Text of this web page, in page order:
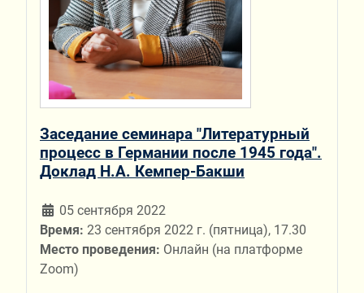
Заседание семинара "Литературный
процесс в Германии после 1945 года".
Доклад Н.А. Кемпер-Бакши
05 сентября 2022
Время: 23 сентября 2022 г. (пятница), 17.30
Место проведения: Онлайн (на платформе
Zoom)